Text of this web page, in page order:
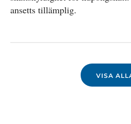
ansetts tillämplig.
VISA